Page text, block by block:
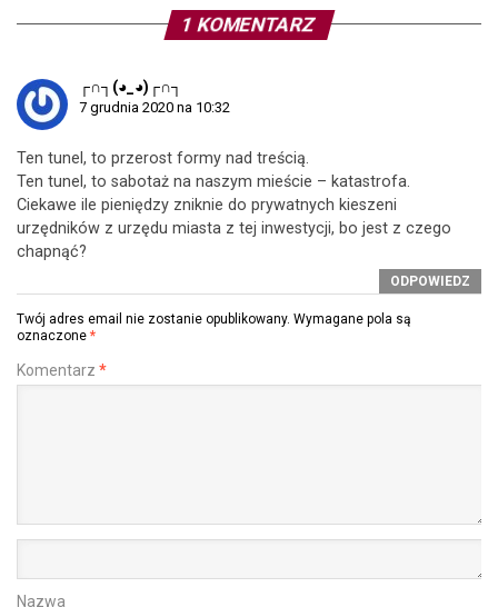
1 KOMENTARZ
┌∩┐(◕_◕)┌∩┐
7 grudnia 2020 na 10:32
Ten tunel, to przerost formy nad treścią.
Ten tunel, to sabotaż na naszym mieście – katastrofa.
Ciekawe ile pieniędzy zniknie do prywatnych kieszeni
urzędników z urzędu miasta z tej inwestycji, bo jest z czego
chapnąć?
ODPOWIEDZ
Twój adres email nie zostanie opublikowany. Wymagane pola są
oznaczone *
Komentarz *
Nazwa